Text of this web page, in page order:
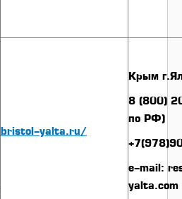
bristol-yalta.ru/
Крым
8 (800)
по РФ)
e-mail:
yalta.com